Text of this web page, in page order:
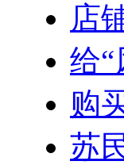
店
给“
购
苏